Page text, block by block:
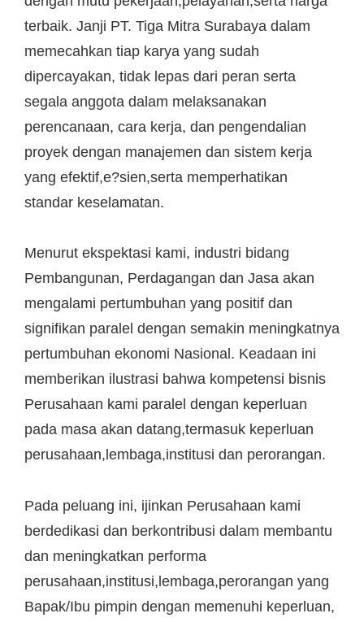
terbaik. Janji PT. Tiga Mitra Surabaya dalam
memecahkan tiap karya yang sudah
dipercayakan, tidak lepas dari peran serta
segala anggota dalam melaksanakan
perencanaan, cara kerja, dan pengendalian
proyek dengan manajemen dan sistem kerja
yang efektif,e?sien,serta memperhatikan
standar keselamatan.
Menurut ekspektasi kami, industri bidang
Pembangunan, Perdagangan dan Jasa akan
mengalami pertumbuhan yang positif dan
signifikan paralel dengan semakin meningkatnya
pertumbuhan ekonomi Nasional. Keadaan ini
memberikan ilustrasi bahwa kompetensi bisnis
Perusahaan kami paralel dengan keperluan
pada masa akan datang,termasuk keperluan
perusahaan,lembaga,institusi dan perorangan.
Pada peluang ini, ijinkan Perusahaan kami
berdedikasi dan berkontribusi dalam membantu
dan meningkatkan performa
perusahaan,institusi,lembaga,perorangan yang
Bapak/Ibu pimpin dengan memenuhi keperluan,